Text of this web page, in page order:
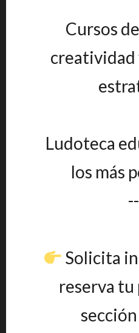
Cursos
creatividad
Ludoteca
los más
Solicita
reserva tu